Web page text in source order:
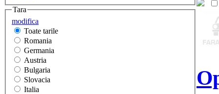
modifica
Tara
Toate tarile
Romania
Germania
Austria
Bulgaria
Slovacia
Italia